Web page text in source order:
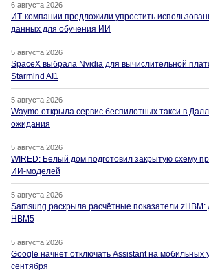
6 августа 2026
ИТ-компании предложили упростить
данных для обучения ИИ
5 августа 2026
SpaceX выбрала Nvidia для вычислительной
Starmind AI1
5 августа 2026
Waymo открыла сервис беспилотных такси в
ожидания
5 августа 2026
WIRED: Белый дом подготовил закрытую схему
ИИ-моделей
5 августа 2026
Samsung раскрыла расчётные показатели
HBM5
5 августа 2026
Google начнет отключать Assistant на мобильных
сентября